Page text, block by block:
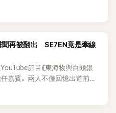
絲演唱會，與粉絲共同回顧經
再被翻出 SE7EN竟是牽線
節目《東海物與白頭銀
嘉賓。兩人不僅回憶出道前的
沸沸揚揚的緋聞，讓東海忍不